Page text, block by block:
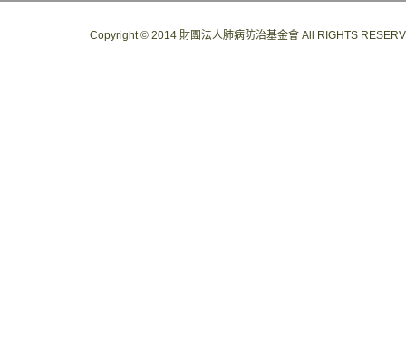
Copyright © 2014 財團法人肺病防治基金會 All RIGHTS